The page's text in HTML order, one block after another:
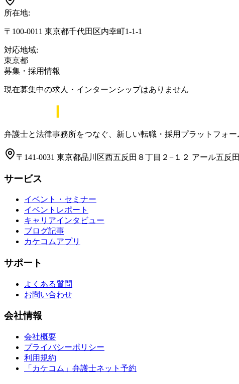
所在地:
〒100-0011 東京都千代田区内幸町1-1-1
対応地域:
東京都
募集・採用情報
現在募集中の求人・インターンシップはありません
弁護士と法律事務所をつなぐ、新しい転職・採用プラットフォ
〒141-0031 東京都品川区西五反田８丁目２−１２ アール五反
サービス
イベント・セミナー
イベントレポート
キャリアインタビュー
ブログ記事
カケコムアプリ
サポート
よくある質問
お問い合わせ
会社情報
会社概要
プライバシーポリシー
利用規約
「カケコム」弁護士ネット予約